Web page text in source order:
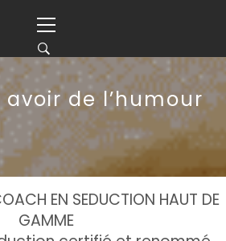
to
content
Menu
de l’humour
EN SEDUCTION HAUT DE
GAMME